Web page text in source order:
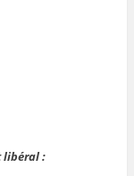
libéral :